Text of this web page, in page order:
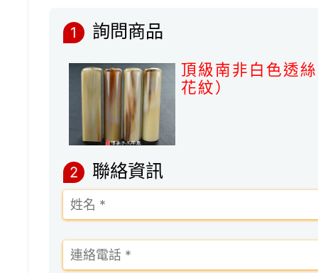
1 詢問商品
頂級南非白色透
花紋）
2 聯絡資訊